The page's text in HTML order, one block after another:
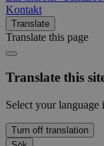
Kontakt
Translate
Translate this page
Translate this
Select your
Turn off translation